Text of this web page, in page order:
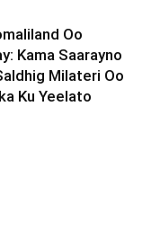
Oo
Kama Saarayno
Milateri Oo
Ku Yeelato